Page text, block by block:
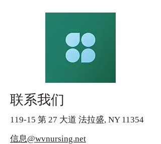
联系我们
119-15 第 27 大道 法拉盛, NY 11354
信息@wvnursing.net